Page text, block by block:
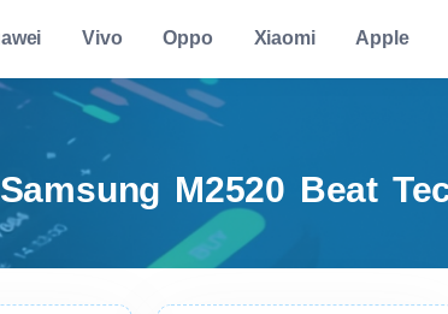
Apple
Xiaomi
Oppo
Vivo